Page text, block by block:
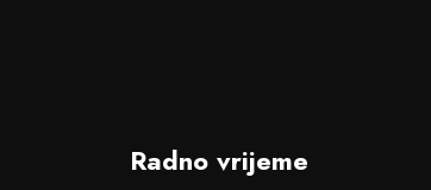
Radno vrijeme